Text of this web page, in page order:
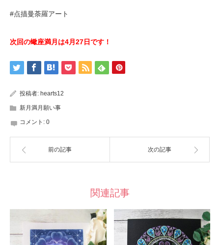
#点描曼荼羅アート
次回の蠍座満月は4月27日です！
投稿者: hearts12
新月満月願い事
コメント: 0
前の記事 次の記事
関連記事